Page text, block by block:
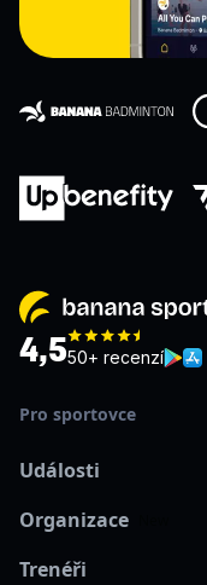
4,550+ recenzí
Pro sportovce
Události
Organizace
Trenéři